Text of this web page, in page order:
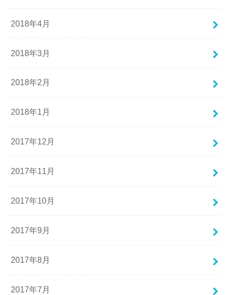
2018年4月
2018年3月
2018年2月
2018年1月
2017年12月
2017年11月
2017年10月
2017年9月
2017年8月
2017年7月